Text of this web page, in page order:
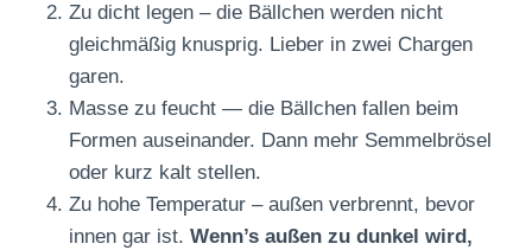
Zu dicht legen – die Bällchen werden nicht
gleichmäßig knusprig. Lieber in zwei Chargen
garen.
Masse zu feucht — die Bällchen fallen beim
Formen auseinander. Dann mehr Semmelbrösel
oder kurz kalt stellen.
Zu hohe Temperatur – außen verbrennt, bevor
innen gar ist. Wenn’s außen zu dunkel wird,